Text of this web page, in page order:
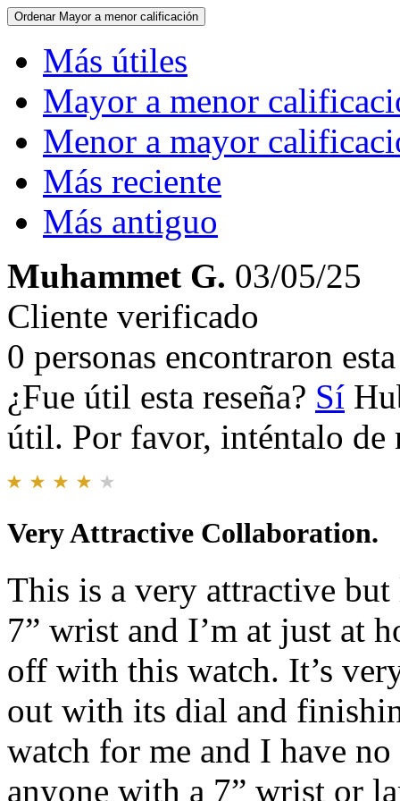
Ordenar Mayor a menor calificación
Más útiles
Mayor a menor
Menor a mayor
Más reciente
Más antiguo
Muhammet G. 03/05/25
Cliente verificado
0 personas encontraron
¿Fue útil esta reseña? Sí
útil. Por favor, inténtalo de
Very Attractive Collaboration.
This is a very attractive
7” wrist and I’m at just at
off with this watch. It’s
out with its dial and
watch for me and I have
anyone with a 7” wrist or